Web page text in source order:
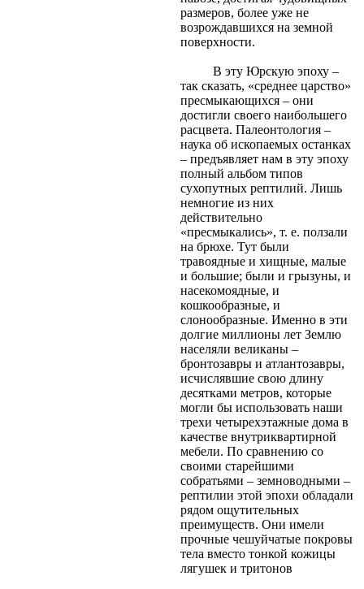
размеров, более уже не
возрождавшихся на земной
поверхности.
В эту Юрскую эпоху –
так сказать, «среднее царство»
пресмыкающихся – они
достигли своего наибольшего
расцвета. Палеонтология –
наука об ископаемых останках
– предъявляет нам в эту эпоху
полный альбом типов
сухопутных рептилий. Лишь
немногие из них
действительно
«пресмыкались», т. е. ползали
на брюхе. Тут были
травоядные и хищные, малые
и большие; были и грызуны, и
насекомоядные, и
кошкообразные, и
слонообразные. Именно в эти
долгие миллионы лет Землю
населяли великаны –
бронтозавры и атлантозавры,
исчислявшие свою длину
десятками метров, которые
могли бы использовать наши
трехи четырехэтажные дома в
качестве внутриквартирной
мебели. По сравнению со
своими старейшими
собратьями – земноводными –
рептилии этой эпохи обладали
рядом ощутительных
преимуществ. Они имели
прочные чешуйчатые покровы
тела вместо тонкой кожицы
лягушек и тритонов